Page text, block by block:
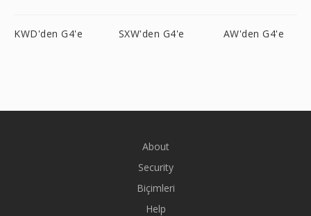
KWD'den G4'e SXW'den G4'e AW'den G4'e
About
Security
Biçimleri
Help